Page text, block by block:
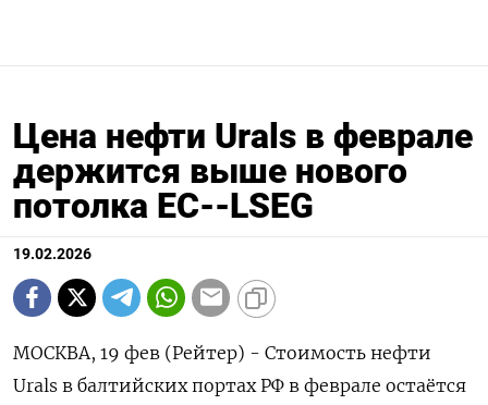
Цена нефти Urals в феврале
держится выше нового
потолка ЕС--LSEG
19.02.2026
МОСКВА, 19 фев (Рейтер) - Стоимость нефти
Urals в балтийских портах РФ в феврале остаётся